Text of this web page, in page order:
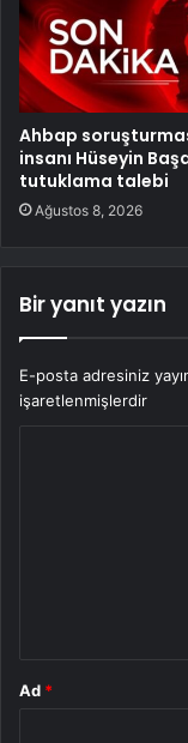
Ahbap
insanı Hüseyin
tutuklama talebi
Ağustos 8, 2026
Bir yanıt yazın
E-posta adresiniz
işaretlenmişlerdir
Ad *